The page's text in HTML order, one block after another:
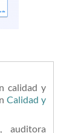
calidad y
Calidad y
auditora